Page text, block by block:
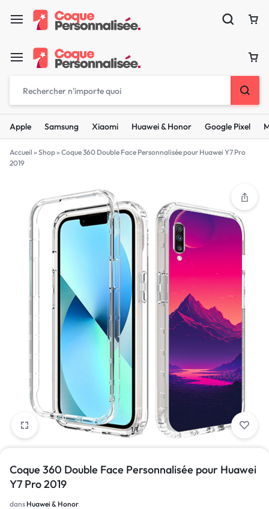
Apple Samsung Xiaomi Huawei & Honor Google Pixel
Accueil » Shop» Coque 360 Double Face Personnalisée pour Huawei Y7 Pro
2019
1/1
Coque 360 Double Face Personnalisée pour Huawei
Y7 Pro 2019
dans Huawei & Honor